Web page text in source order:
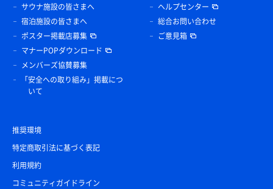
サウナ施設の皆さまへ
宿泊施設の皆さまへ
ポスター掲載店募集
マナーPOPダウンロード
メンバーズ協賛募集
「安全への取り組み」掲載につ
いて
ヘルプセンター
総合お問い合わせ
ご意見箱
推奨環境
特定商取引法に基づく表記
利用規約
コミュニティガイドライン